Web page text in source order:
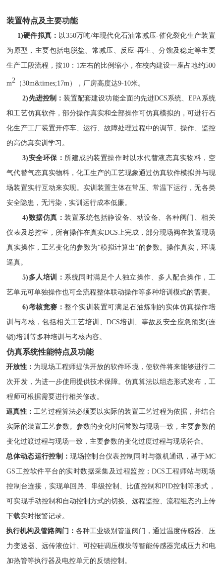
装置特点及主要功能
1)硬件拟真： 以350万吨/年现代化石油常减压-催化裂化生产装置
为原型， 主要包括电脱盐、 常减压 、 反应-再生 、分馏及稳定等主要
生产工段流程， 按10： 1左右的比例缩小，在校内建设一座占地约500
m2 （30m&times;17m ），厂房高度达9-10米。
2)先进控制： 装置配套建设功能全面的先进DCS系统 、EPA系统
和工艺仿真软件， 部分操作真实和全部操作可仿真模拟的，可进行石
化生产工厂装置开停车、运行、故障处理过程中的调节、操作、监控
的高仿真实训学习 。
3)安全环保： 所建成的装置操作时以水代替液态真实物料 ，空
气代替气态真实物料，化工生产的工艺现象通过仿真软件模拟并与现
场装置实行互动来实现。实训装置主体在常压、常温下运行，无各类
安全隐患，无污染，实训运行成本低廉。
4)数据仿真：装置系统包括静设备、动设备、各种阀门 、相关
仪表及总控室 ，所有操作在真实DCS上完成， 部分现场阀在装置现场
真实操作，工艺变化的参数为“模拟计算出”的参数。操作真实，环境
逼真。
5)多人培训： 系统同时满足个人独立操作 多人配合操作 ，工
艺单元可单独操作也可全流程整体联动操作等多种培训模式的需要。
6)考核竞赛：整个实训装置可满足石油炼制的实体仿真操作培
训与考核，包括相关工艺培训、DCS培训、事故及安全应急预案(连
锁)培训等多种培训与考核内容。
仿真系统性能特点及功能
开放性 ： 为现场工程师提供开放的软件环境，使软件将来能够进行二
次开发，为进一步使用提供技术保障。仿真算法以组态形式发布，工
程师可根据需要进行相关修改。
逼真性 ： 工艺过程算法必须要以实际的装置工艺过程为依据，并结合
实际的装置工艺参数。参数的变化时间常数与现场一致，主要参数的
变化过渡过程与现场一致，主要参数的变化过度过程与现场符合。
总体动态运行控制：现场控制台仪表控制同时与微机通讯，基于MC
GS工控软件平台的实时数据采集及过程监控；DCS工程师站与现场
控制台连接，实现单回路、串级控制、比值控制和PID控制等形式，
可实现手动控制和自动控制方式的切换、远程监控、流程组态的上传
下载实时报警记录。
执行机构及管路阀门： 各种工业级别管道阀门，通过温度传感器、压
力变送器、远传液位计、可控硅调压模块等智能传感器完成压力和电
加热管等执行器及电控单元的反馈控制。